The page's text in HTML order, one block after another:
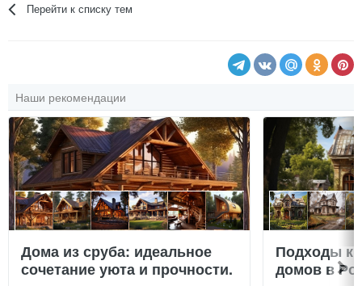
Перейти к списку тем
Наши рекомендации
Дома из сруба: идеальное
сочетание уюта и прочности.
Подходы к
домов в